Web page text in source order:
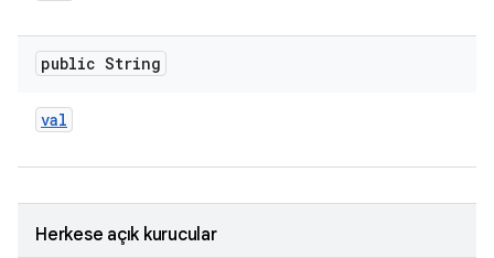
public String
val
Herkese açık kurucular